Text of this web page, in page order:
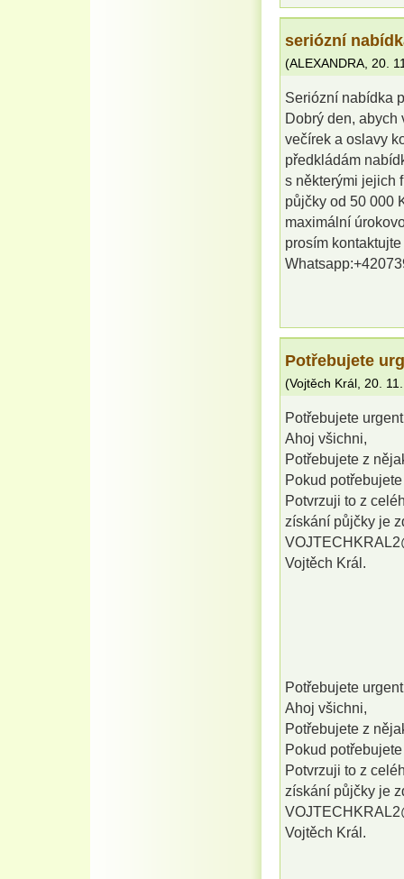
seriózní
(ALEXANDRA 20.
Seriózní nabídka
Dobrý den, abych
večírek a oslavy
předkládám
s některými jejich
půjčky od 50 000
maximální
prosím
Potřebujete
(Vojtěch Král, 20.
Potřebujete
Ahoj všichni,
Potřebujete z
Pokud
Potvrzuji to z
získání půjčky je
Vojtěch Král.
Potřebujete
Ahoj všichni,
Potřebujete z
Pokud
Potvrzuji to z
získání půjčky je
Vojtěch Král.